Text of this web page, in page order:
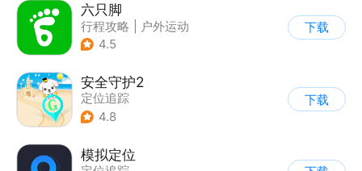
六只脚
行程攻略
户外运动
4.5
下载
安全守护2
定位追踪
4.8
下载
模拟定位